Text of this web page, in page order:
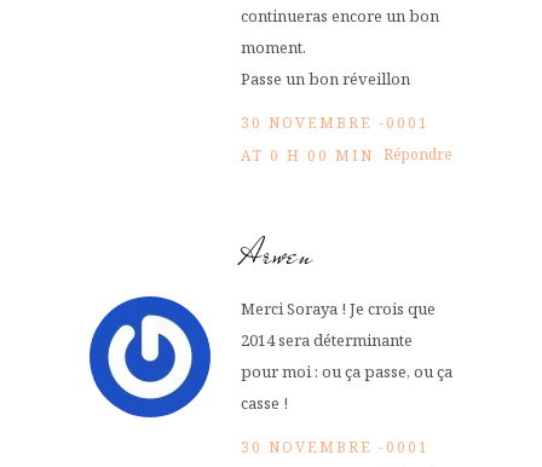
continueras encore un bon
moment.
Passe un bon réveillon
30 NOVEMBRE -0001
AT 0 H 00 MIN Répondre
Arwen
Merci Soraya ! Je crois que
2014 sera déterminante
pour moi : ou ça passe, ou ça
casse !
30 NOVEMBRE -0001